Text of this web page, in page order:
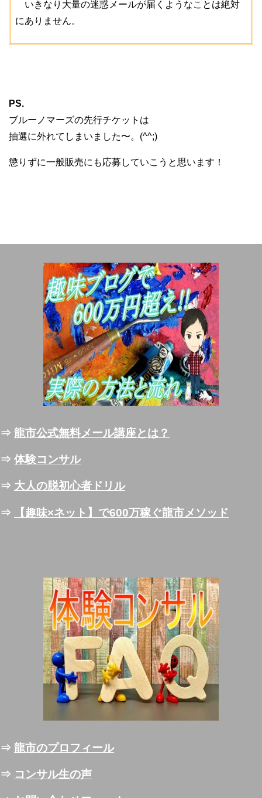
いきなり大量の迷惑メールが届くようなことは絶対
にありません。
PS.
ブルーノマーズの先行チケットは
抽選に外れてしまいました〜。(^^;)
懲りずに一般販売にも応募していこうと思います！
⇒ 龍市公式無料メール講座とは？
⇒ 体験コンサル
⇒ 大人の脱初心者ドリル
⇒ 【趣味×ネット】で600万稼ぐ龍市メソッド
⇒ 龍市のプロフィール
⇒ コンサル生の声